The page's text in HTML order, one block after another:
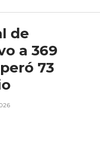
de
a 369
73